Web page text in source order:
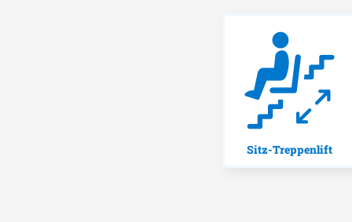
Sitz-Treppenlift